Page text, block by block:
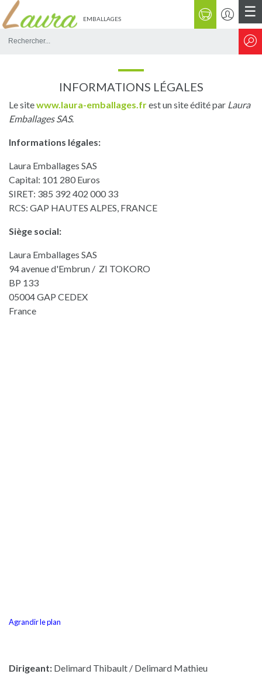
☰
EMBALLAGES
INFORMATIONS LÉGALES
Le sitewww.laura-emballages.frest un site édité par Laura
Emballages SAS.
Informations légales:
Laura Emballages SAS
Capital: 101 280 Euros
SIRET: 385 392 402 000 33
RCS: GAP HAUTES ALPES, FRANCE
Siège social:
Laura Emballages SAS
94 avenue d'Embrun / ZI TOKORO
BP 133
05004 GAP CEDEX
France
Agrandir le plan
Dirigeant: Delimard Thibault / Delimard Mathieu